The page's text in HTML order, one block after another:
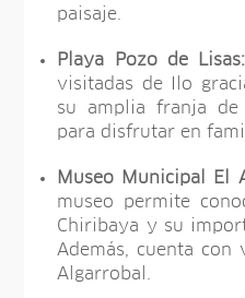
paisaje.
Playa Pozo de Lisas:
visitadas de Ilo
su amplia franja de
para disfrutar en
Museo Municipal El
museo permite
Chiribaya y su
Además, cuenta con
Algarrobal.